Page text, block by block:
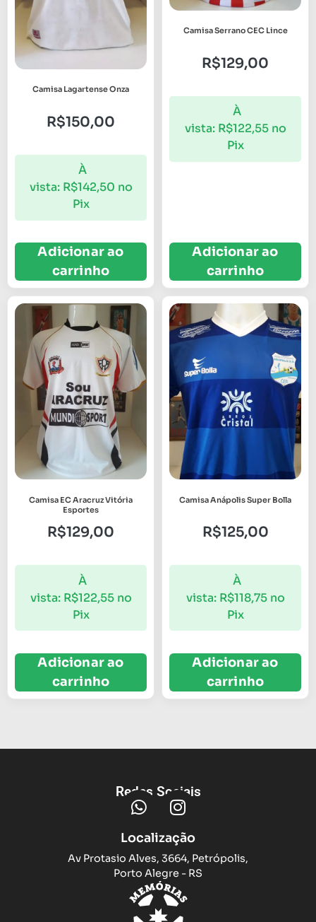
Camisa Lagartense Onza
R$150,00
À
vista: R$142,50 no
Pix
Adicionar ao
carrinho
Camisa Serrano CEC Lince
R$129,00
À
vista: R$122,55 no
Pix
Adicionar ao
carrinho
Camisa EC Aracruz Vitória
Esportes
R$129,00
À
vista: R$122,55 no
Pix
Adicionar ao
carrinho
Camisa Anápolis Super Bolla
R$125,00
À
vista: R$118,75 no
Pix
Adicionar ao
carrinho
Redes Sociais
Localização
Av Protasio Alves, 3664, Petrópolis,
Porto Alegre - RS